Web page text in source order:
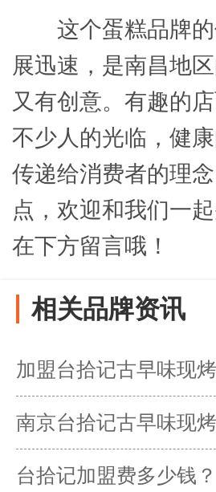
这个蛋糕品牌的
展迅速，是南昌地
又有创意。有趣的
不少人的光临，健
传递给消费者的理
点，欢迎和我们一
在下方留言哦！
相关品牌资讯
加盟台拾记古早味现
择！
南京台拾记古早味现
台拾记加盟费多少钱